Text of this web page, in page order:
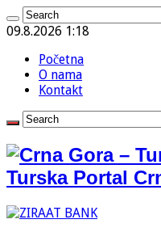
09.8.2026 1:18
Početna
O nama
Kontakt
Turska Portal